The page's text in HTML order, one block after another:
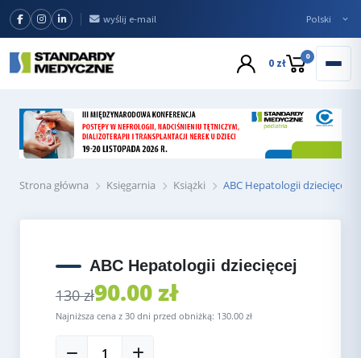
wyślij e-mail
0 zł 0
Strona główna Księgarnia Książki ABC Hepatologii dziecięcej
ABC Hepatologii dziecięcej
130 zł90.00 zł
Najniższa cena z 30 dni przed obniżką: 130.00 zł